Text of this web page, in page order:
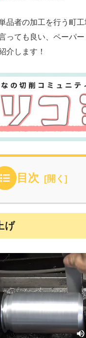
品者の加工を行う町工
っても良い、ペーパ
介します！
目次
げ